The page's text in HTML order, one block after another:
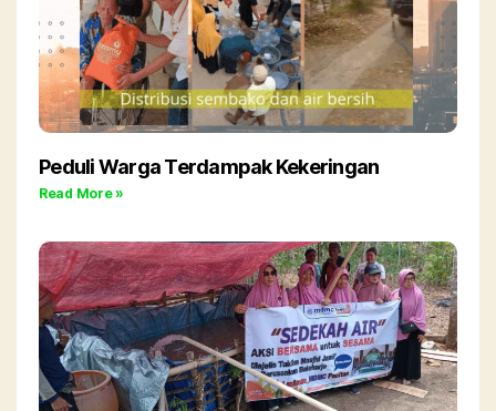
Peduli Warga Terdampak Kekeringan
Read More »